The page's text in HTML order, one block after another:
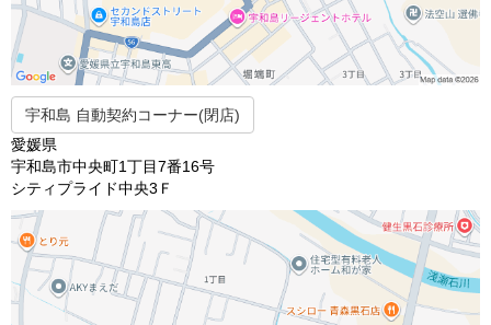
宇和島 自動契約コーナー(閉店)
愛媛県
宇和島市中央町1丁目7番16号
シティプライド中央3Ｆ